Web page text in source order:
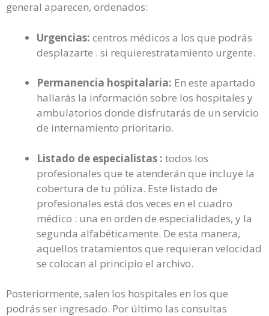
general aparecen, ordenados:
Urgencias: centros médicos a los que podrás
desplazarte . si requierestratamiento urgente.
Permanencia hospitalaria: En este apartado
hallarás la información sobre los hospitales y
ambulatorios donde disfrutarás de un servicio
de internamiento prioritario.
Listado de especialistas : todos los
profesionales que te atenderán que incluye la
cobertura de tu póliza. Este listado de
profesionales está dos veces en el cuadro
médico : una en orden de especialidades, y la
segunda alfabéticamente. De esta manera,
aquellos tratamientos que requieran velocidad
se colocan al principio el archivo.
Posteriormente, salen los hospitales en los que
podrás ser ingresado. Por último las consultas